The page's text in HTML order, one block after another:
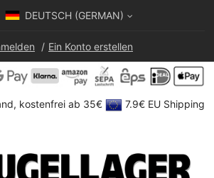
DEUTSCH (GERMAN)
Ein Konto erstellen
kostenfrei ab 35€ 7.9€ EU Shipping